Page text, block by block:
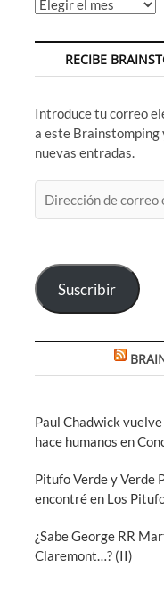
Archivos
RECIBE
Introduce tu correo
a este
nuevas entradas.
de
Suscribir
Paul Chadwick
hace humanos en
Pitufo Verde y Verde
encontré en Los
¿Sabe George RR
Claremont…? (II)